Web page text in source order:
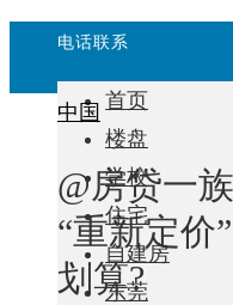
电话联系
首页
楼盘
学校
住宅
自建房
东莞
中国
@房贷一
“重新定价
划算?